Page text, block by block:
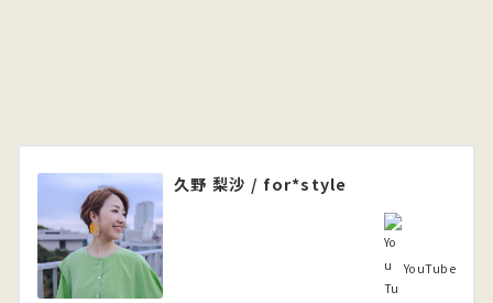
久野 梨沙 / for*style
YouTube